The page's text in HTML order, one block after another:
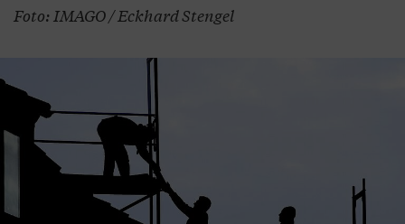
Foto: IMAGO / Eckhard Stengel